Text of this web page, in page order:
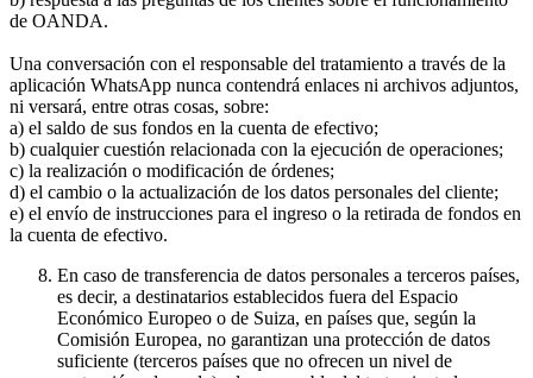
de OANDA.
Una conversación con el responsable del tratamiento a través de la
aplicación WhatsApp nunca contendrá enlaces ni archivos adjuntos,
ni versará, entre otras cosas, sobre:
a) el saldo de sus fondos en la cuenta de efectivo;
b) cualquier cuestión relacionada con la ejecución de operaciones;
c) la realización o modificación de órdenes;
d) el cambio o la actualización de los datos personales del cliente;
e) el envío de instrucciones para el ingreso o la retirada de fondos en
la cuenta de efectivo.
En caso de transferencia de datos personales a terceros países,
es decir, a destinatarios establecidos fuera del Espacio
Económico Europeo o de Suiza, en países que, según la
Comisión Europea, no garantizan una protección de datos
suficiente (terceros países que no ofrecen un nivel de